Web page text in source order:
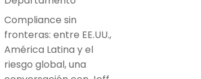
Compliance sin
fronteras: entre EE.UU.,
América Latina y el
riesgo global, una